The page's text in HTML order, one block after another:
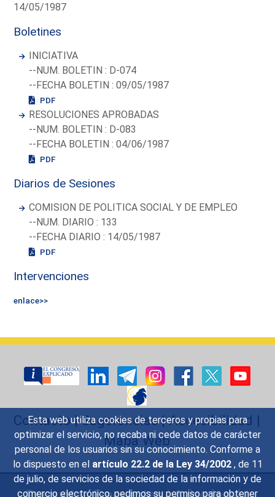
Esta web utiliza cookies de terceros y propias para
optimizar el servicio, no recaba ni cede datos de carácter
personal de los usuarios sin su conocimiento. Conforme a
lo dispuesto en el artículo 22.2 de la Ley 34/2002 , de 11
de julio, de servicios de la sociedad de la información y de
comercio electrónico, pedimos su permiso para obtener
14/05/1987
Boletines
INICIATIVA
--NUM. BOLETIN : D-074
--FECHA BOLETIN : 09/05/1987
PDF
RESOLUCIONES APROBADAS
--NUM. BOLETIN : D-083
--FECHA BOLETIN : 04/06/1987
PDF
Diarios de Sesiones
COMISION DE POLITICA SOCIAL Y DE EMPLEO
--NUM. DIARIO : 133
--FECHA DIARIO : 14/05/1987
PDF
Intervenciones
enlace>>
Contacto|Sugerencias|Accesibilidad |
Mapa Web